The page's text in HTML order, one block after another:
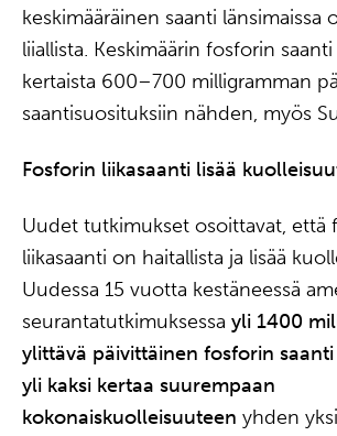
keskimääräinen saanti länsimaissa
liiallista. Keskimäärin fosforin
kertaista 600–700 milligramman
saantisuosituksiin nähden, myös
Fosforin liikasaanti lisää
Uudet tutkimukset osoittavat, että
liikasaanti on haitallista ja lisää
Uudessa 15 vuotta kestäneessä
seurantatutkimuksessa yli 1400
ylittävä päivittäinen fosforin
yli kaksi kertaa suurempaan
kokonaiskuolleisuuteen yhden